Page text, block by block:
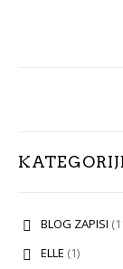
BLOG ZAPISI
ELLE (1)